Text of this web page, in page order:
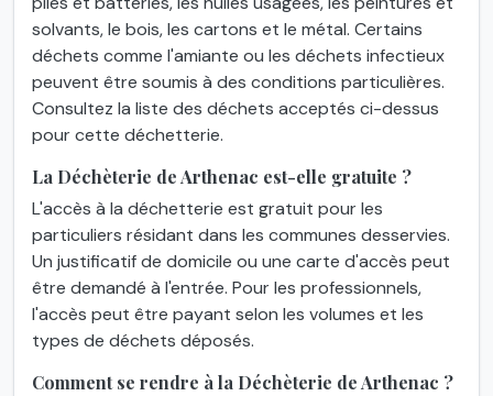
solvants, le bois, les cartons et le métal. Certains
déchets comme l'amiante ou les déchets infectieux
peuvent être soumis à des conditions particulières.
Consultez la liste des déchets acceptés ci-dessus
pour cette déchetterie.
La Déchèterie de Arthenac est-elle gratuite ?
L'accès à la déchetterie est gratuit pour les
particuliers résidant dans les communes desservies.
Un justificatif de domicile ou une carte d'accès peut
être demandé à l'entrée. Pour les professionnels,
l'accès peut être payant selon les volumes et les
types de déchets déposés.
Comment se rendre à la Déchèterie de Arthenac ?